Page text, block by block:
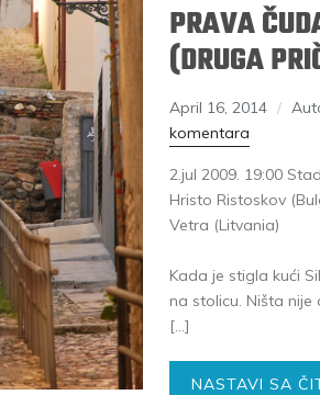
PRAVA
(DRUGA
April 16, 2014
komentara
2.jul 2009. 19:00
Hristo Ristoskov
Vetra
Grigaitis
Kada je stigla kući
na stolicu. Ništa
[…]
NASTAVI SA